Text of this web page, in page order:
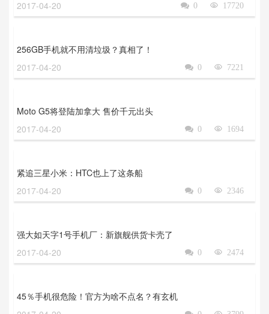
2017-04-20
17720

0

256GB手机就不用清垃圾？真相了！
2017-04-20
7221

0

Moto G5将登陆加拿大 售价千元出头
2017-04-20
1694

0

紧追三星小米：HTC也上了这条船
2017-04-20
2346

0

强大如天字1号手机厂：新旗舰供货卡壳了
2017-04-20
2474

0

45％手机很危险！官方为啥不点名？有玄机